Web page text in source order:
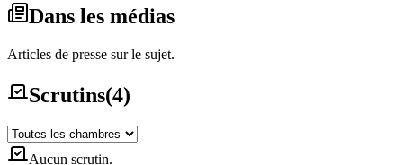
Dans les médias
Articles de presse sur le sujet.
Scrutins(4)
Aucun scrutin.